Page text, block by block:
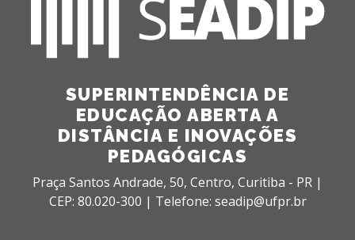
SUPERINTENDÊNCIA DE
EDUCAÇÃO ABERTA A
DISTÂNCIA E INOVAÇÕES
PEDAGÓGICAS
Praça Santos Andrade, 50, Centro, Curitiba - PR |
CEP: 80.020-300 | Telefone: seadip@ufpr.br